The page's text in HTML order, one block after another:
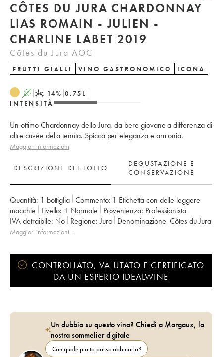
CÔTES DU JURA CHARDONNAY
LIAS ROMAIN - JULIEN -
CHARLINE LABET 2019
Côtes du Jura AOC
FRUTTI GIALLI VINO GASTRONOMICO ICONA
A K 14% 0.75 L
INTENSITÀ
Un ottimo Chardonnay dello Jura, da bere giovane a differenza di
altre cuvée della tenuta. Spicca per eleganza e armonia.
Maggiori informazioni
DESCRIZIONE DEL LOTTO
DEGUSTAZIONE E
CONSERVAZIONE
Quantità: 1 bottiglia Commento: 1 Etichetta con delle leggere
macchie
Livello: 1 Normale Provenienza:
professionista
IVA detraibile:
no Regione: Jura Denominazione:
Côtes du Jura
Proprietario:
Maggiori informazioni…
CONTROLLATO, VALUTATO E CERTIFICATO
DA UN ESPERTO IDEALWINE
Un dubbio su questo vino? Chiedi a Margaux, la
nostra sommelier digitale
Con quale piatto posso abbinarlo?